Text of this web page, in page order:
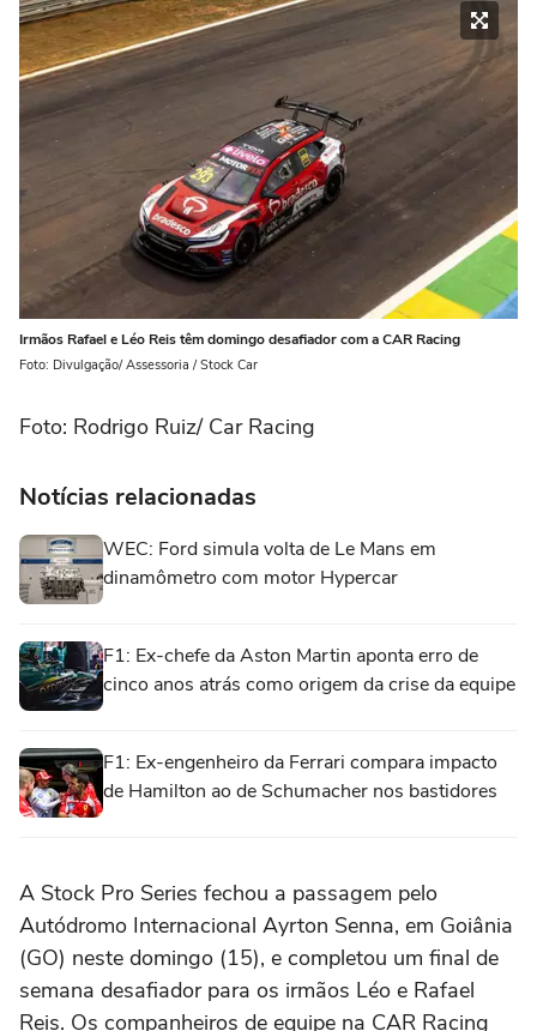
Irmãos Rafael e Léo Reis têm domingo desafiador com a CAR Racing
Foto: Divulgação/ Assessoria / Stock Car
Foto: Rodrigo Ruiz/ Car Racing
Notícias relacionadas
WEC: Ford simula volta de Le Mans em
dinamômetro com motor Hypercar
F1: Ex-chefe da Aston Martin aponta erro de
cinco anos atrás como origem da crise da equipe
F1: Ex-engenheiro da Ferrari compara impacto
de Hamilton ao de Schumacher nos bastidores
A Stock Pro Series fechou a passagem pelo
Autódromo Internacional Ayrton Senna, em Goiânia
(GO) neste domingo (15), e completou um final de
semana desafiador para os irmãos Léo e Rafael
Reis. Os companheiros de equipe na CAR Racing